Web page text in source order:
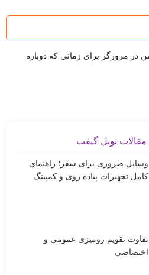
در مرورگر برای زمانی که دوباره
مقالات نوبل گیفت
وسایل ضروری برای سفر؛ راهنمای
کامل تجهیزات پیاده روی و کمپینگ
تفاوت تقویم رومیزی عمومی و
اختصاصی